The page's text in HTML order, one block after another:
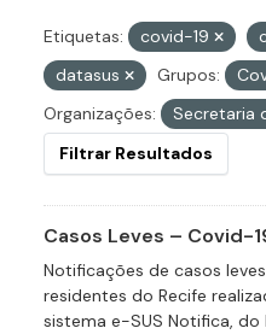
Etiquetas: covid-19
datasus
Grupos:
Organizações:
Secretaria
Filtrar Resultados
Casos Leves – Covid-
Notificações de casos
residentes do Recife
sistema e-SUS Notifica, do